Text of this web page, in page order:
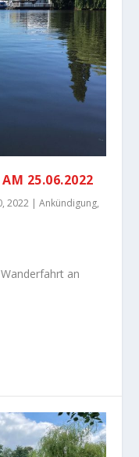
AM 25.06.2022
2022 |Ankündigung,
an